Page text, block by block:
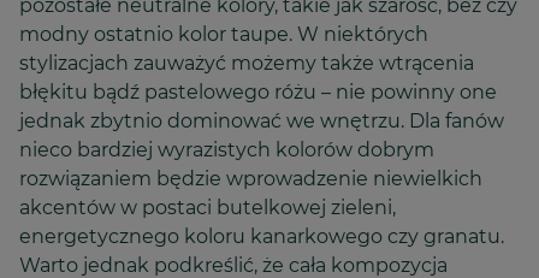
pozostałe neutralne kolory, takie jak szarość, beż czy
modny ostatnio kolor taupe. W niektórych
stylizacjach zauważyć możemy także wtrącenia
błękitu bądź pastelowego różu – nie powinny one
jednak zbytnio dominować we wnętrzu. Dla fanów
nieco bardziej wyrazistych kolorów dobrym
rozwiązaniem będzie wprowadzenie niewielkich
akcentów w postaci butelkowej zieleni,
energetycznego koloru kanarkowego czy granatu.
Warto jednak podkreślić, że cała kompozycja